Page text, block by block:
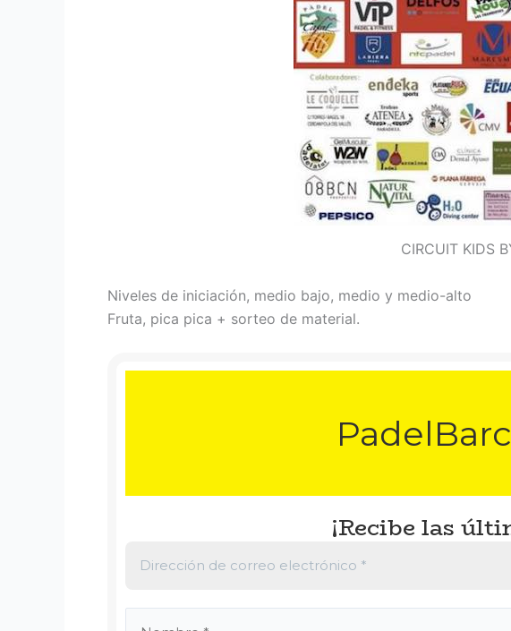
CIRCUIT KIDS
Niveles de iniciación, medio bajo, medio y medio-alto
Fruta, pica pica + sorteo de material.
¡Recibe las